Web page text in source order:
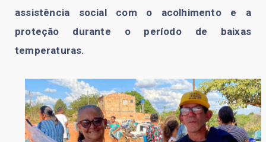
assistência social com o acolhimento e a
proteção durante o período de baixas
temperaturas.